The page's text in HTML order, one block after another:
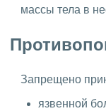
массы тела в
Запрещено
язвенной